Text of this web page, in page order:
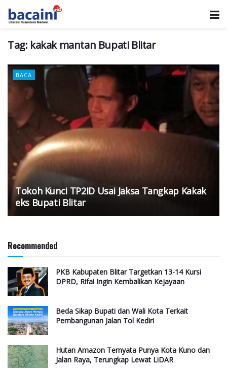
Tag: kakak mantan Bupati Blitar
BACA
Tokoh Kunci TP2ID Usai Jaksa Tangkap Kakak
eks Bupati Blitar
Recommended
PKB Kabupaten Blitar Targetkan 13-14 Kursi
DPRD, Rifai Ingin Kembalikan Kejayaan
Beda Sikap Bupati dan Wali Kota Terkait
Pembangunan Jalan Tol Kediri
Hutan Amazon Ternyata Punya Kota Kuno dan
Jalan Raya, Terungkap Lewat LiDAR